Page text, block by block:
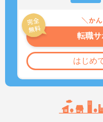
転職
はじめ